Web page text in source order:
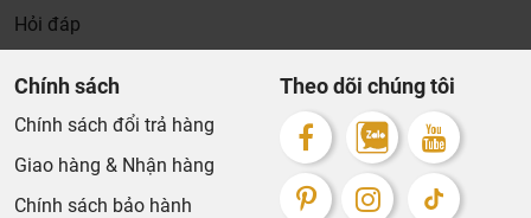
Hỏi đáp
Chính sách
Chính sách đổi trả hàng
Giao hàng & Nhận hàng
Chính sách bảo hành
Theo dõi chúng tôi